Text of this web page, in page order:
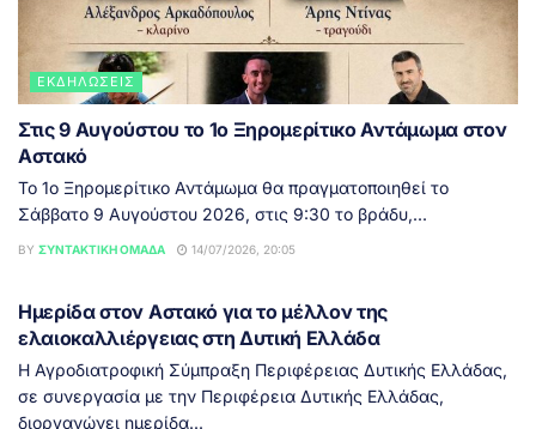
ΕΚΔΗΛΏΣΕΙΣ
Στις 9 Αυγούστου το 1ο Ξηρομερίτικο Αντάμωμα στον
Αστακό
Το 1ο Ξηρομερίτικο Αντάμωμα θα πραγματοποιηθεί το
Σάββατο 9 Αυγούστου 2026, στις 9:30 το βράδυ,...
BY ΣΥΝΤΑΚΤΙΚΉ ΟΜΆΔΑ 14/07/2026, 20:05
Ημερίδα στον Αστακό για το μέλλον της
ελαιοκαλλιέργειας στη Δυτική Ελλάδα
Η Αγροδιατροφική Σύμπραξη Περιφέρειας Δυτικής Ελλάδας,
σε συνεργασία με την Περιφέρεια Δυτικής Ελλάδας,
διοργανώνει ημερίδα...